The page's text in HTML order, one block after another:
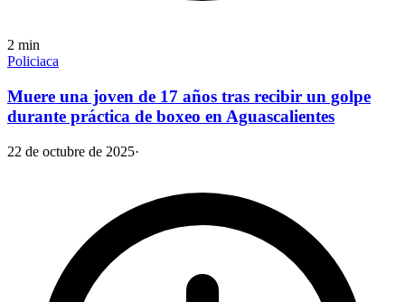
2 min
Policiaca
Muere una joven de 17 años tras recibir un golpe
durante práctica de boxeo en Aguascalientes
22 de octubre de 2025·